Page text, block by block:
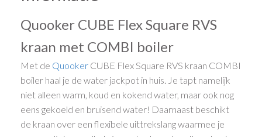
Quooker CUBE Flex Square RVS
kraan met COMBI boiler
Met de Quooker CUBE Flex Square RVS kraan COMBI
boiler haal je de water jackpot in huis. Je tapt namelijk
niet alleen warm, koud en kokend water, maar ook nog
eens gekoeld en bruisend water! Daarnaast beschikt
de kraan over een flexibele uittrekslang waarmee je